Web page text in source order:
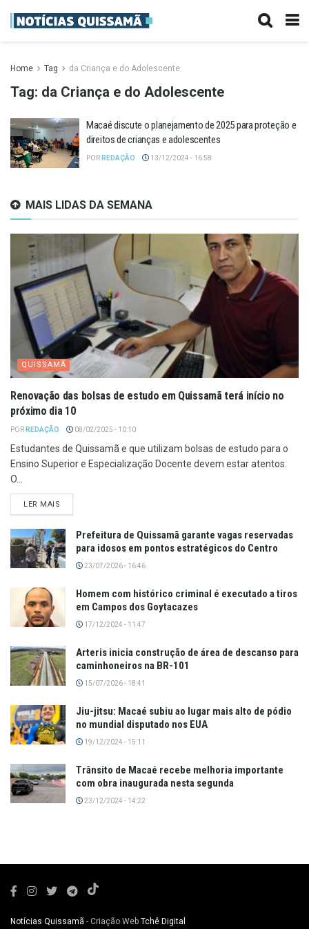
Home Tag da Criança e do Adolescente
Tag: da Criança e do Adolescente
Macaé discute o planejamento de 2025 para proteção e
direitos de crianças e adolescentes
POR REDAÇÃO 13/12/2024 - 16:58
MAIS LIDAS DA SEMANA
QUISSAMÃ
Renovação das bolsas de estudo em Quissamã terá início no
próximo dia 10
POR REDAÇÃO 08/02/2025 - 10:10
Estudantes de Quissamã e que utilizam bolsas de estudo para o
Ensino Superior e Especialização Docente devem estar atentos.
O...
LER MAIS
Prefeitura de Quissamã garante vagas reservadas
para idosos em pontos estratégicos do Centro
23/07/2026 - 16:46
Homem com histórico criminal é executado a tiros
em Campos dos Goytacazes
17/12/2024 - 11:47
Arteris inicia construção de área de descanso para
caminhoneiros na BR-101
15/07/2026 - 18:41
Jiu-jitsu: Macaé subiu ao lugar mais alto de pódio
no mundial disputado nos EUA
19/12/2024 - 15:11
Trânsito de Macaé recebe melhoria importante
com obra inaugurada nesta segunda
23/12/2024 - 14:22
Notícias Quissamã - Criação Web Tchê Digital